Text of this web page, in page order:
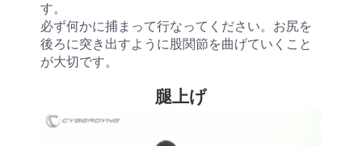
す。
必ず何かに捕まって行なってください。お尻を
後ろに突き出すように股関節を曲げていくこと
が大切です。
腿上げ